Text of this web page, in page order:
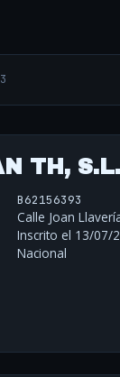
TH, S.L.
B62156393
Calle Joan
Inscrito el 13/07/
Nacional